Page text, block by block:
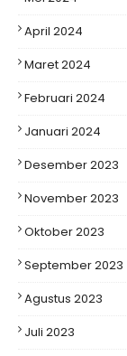
April 2024
Maret 2024
Februari 2024
Januari 2024
Desember 2023
November 2023
Oktober 2023
September 2023
Agustus 2023
Juli 2023